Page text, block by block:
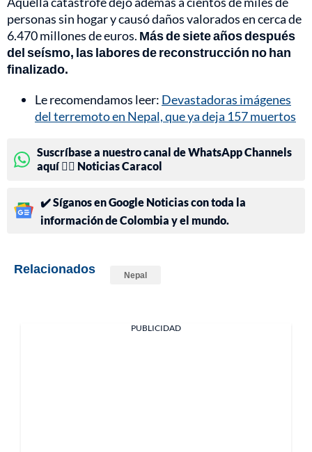
personas sin hogar y causó daños valorados en cerca de
6.470 millones de euros. Más de siete años después
del seísmo, las labores de reconstrucción no han
finalizado.
Le recomendamos leer: Devastadoras imágenes
del terremoto en Nepal, que ya deja 157 muertos
Suscríbase a nuestro canal de WhatsApp Channels
aquí 👉🏻 Noticias Caracol
✔️ Síganos en Google Noticias con toda la
información de Colombia y el mundo.
Relacionados Nepal
PUBLICIDAD